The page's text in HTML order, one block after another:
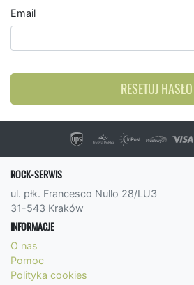
Email
RESETUJ HASŁO
ROCK-SERWIS
ul. płk. Francesco Nullo 28/LU3
31-543 Kraków
INFORMACJE
O nas
Pomoc
Polityka cookies